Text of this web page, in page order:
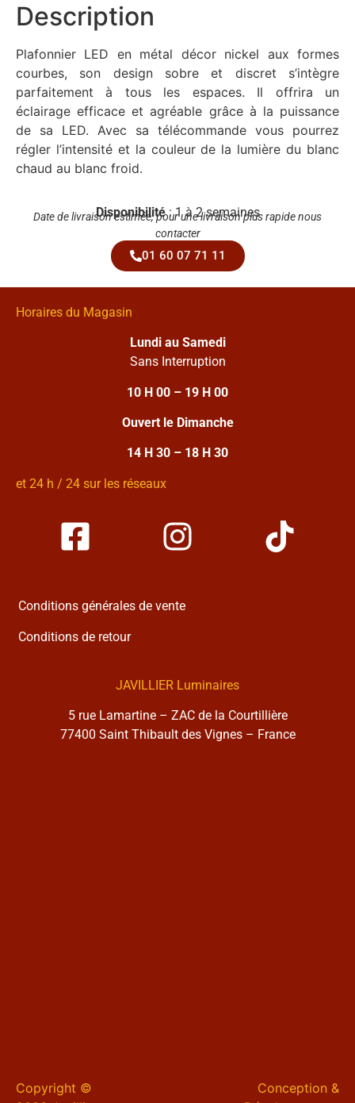
Description
Plafonnier LED en métal décor nickel aux formes
courbes, son design sobre et discret s’intègre
parfaitement à tous les espaces. Il offrira un
éclairage efficace et agréable grâce à la puissance
de sa LED. Avec sa télécommande vous pourrez
régler l’intensité et la couleur de la lumière du blanc
chaud au blanc froid.
Disponibilité: 1 à 2 semaines
Date de livraison estimée, pour une livraison plus rapide nous
contacter
01 60 07 71 11
Horaires du Magasin
Lundi au Samedi
Sans Interruption
10 H 00 – 19 H 00
Ouvert le Dimanche
14 H 30 – 18 H 30
et 24 h / 24 sur les réseaux
Conditions générales de vente
Conditions de retour
JAVILLIER Luminaires
5 rue Lamartine – ZAC de la Courtillière
77400 Saint Thibault des Vignes – France
Copyright ©
Conception &